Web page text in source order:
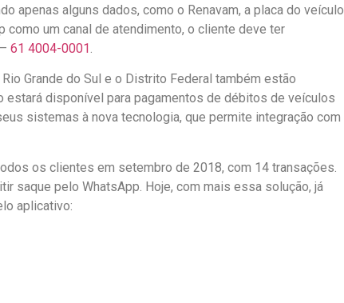
apenas alguns dados, como o Renavam, a placa do veículo
como um canal de atendimento, o cliente deve ter
61 4004-0001.
Grande do Sul e o Distrito Federal também estão
estará disponível para pagamentos de débitos de veículos
sistemas à nova tecnologia, que permite integração com
os clientes em setembro de 2018, com 14 transações.
saque pelo WhatsApp. Hoje, com mais essa solução, já
aplicativo: